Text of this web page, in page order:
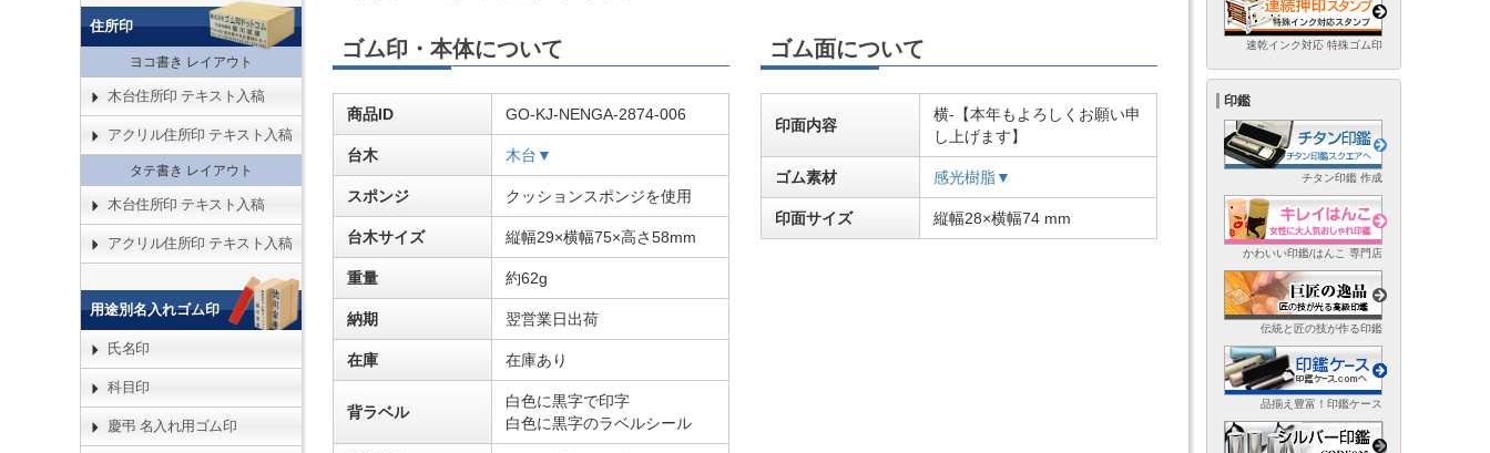
ゴム印・本体について
商品ID GO-KJ-NENGA-2874-006
台木 木台▼
スポンジ クッションスポンジを使用
台木サイズ 縦幅29×横幅75×高さ58mm
重量 約62g
納期 翌営業日出荷
在庫 在庫あり
背ラベル
白色に黒字で印字
白色に黒字のラベルシール
ゴム面について
印面内容
横-【本年もよろしくお願い申
し上げます】
ゴム素材 感光樹脂▼
印面サイズ 縦幅28×横幅74 mm
住所印
ヨコ書き レイアウト
木台住所印 テキスト入稿
アクリル住所印 テキスト入稿
タテ書き レイアウト
木台住所印 テキスト入稿
アクリル住所印 テキスト入稿
用途別名入れゴム印
氏名印
科目印
慶弔 名入れ用ゴム印
速乾インク対応 特殊ゴム印
印鑑
チタン印鑑 作成
かわいい印鑑/はんこ 専門店
伝統と匠の技が作る印鑑
品揃え豊富！印鑑ケース